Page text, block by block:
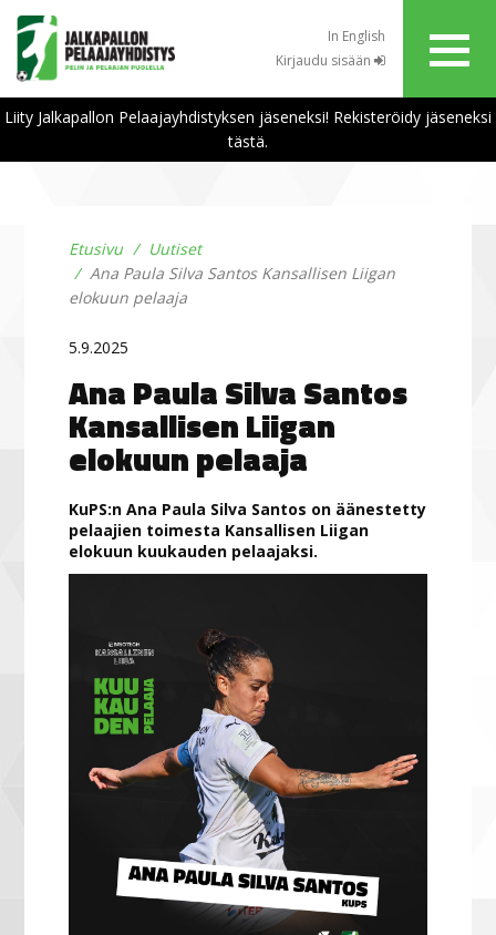
In English
Kirjaudu sisään
Liity Jalkapallon Pelaajayhdistyksen jäseneksi! Rekisteröidy jäseneksi
tästä.
Etusivu
Uutiset
Ana Paula Silva Santos Kansallisen Liigan
elokuun pelaaja
5.9.2025
Ana Paula Silva Santos
Kansallisen Liigan
elokuun pelaaja
KuPS:n Ana Paula Silva Santos on äänestetty
pelaajien toimesta Kansallisen Liigan
elokuun kuukauden pelaajaksi.